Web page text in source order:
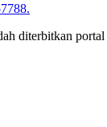
diterbitkan portal